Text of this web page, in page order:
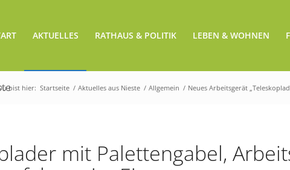
AKTUELLES RATHAUS & POLITIK LEBEN & WOHNEN
bist hier: Startseite / Aktuelles aus Nieste / Allgemein / Neues Arbeitsgerät
mit Palettengabel,